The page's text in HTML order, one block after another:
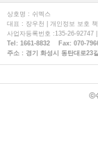
상호명 : 쉬멕스
대표 : 장우천 | 개인정보 보호
사업자등록번호 :135-26-92747
Tel: 1661-8832 Fax: 070-
주소 : 경기 화성시 동탄대로23
ⓒ